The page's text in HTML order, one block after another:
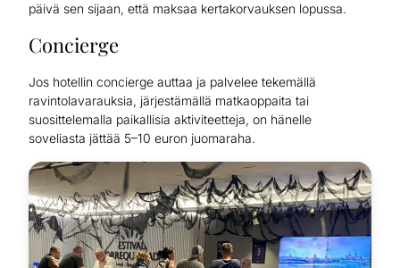
päivä sen sijaan, että maksaa kertakorvauksen lopussa.
Concierge
Jos hotellin concierge auttaa ja palvelee tekemällä
ravintolavarauksia, järjestämällä matkaoppaita tai
suosittelemalla paikallisia aktiviteetteja, on hänelle
soveliasta jättää 5–10 euron juomaraha.